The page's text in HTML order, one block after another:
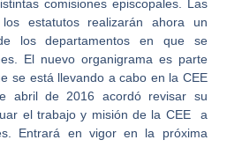
comisiones episcopales. Las
estatutos realizarán ahora un
los departamentos en que se
El nuevo organigrama es parte
se está llevando a cabo en la CEE
abril de 2016 acordó revisar su
el trabajo y misión de la CEE a
Entrará en vigor en la próxima